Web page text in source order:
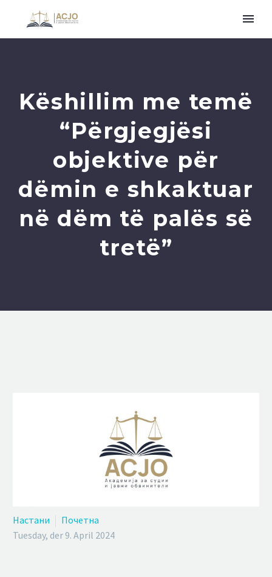
Këshillim me temë
“Përgjegjësi
objektive për
dëmin e shkaktuar
në dëm të palës së
tretë”
Настани
Почетна
Tuesday, der 9. April 2024